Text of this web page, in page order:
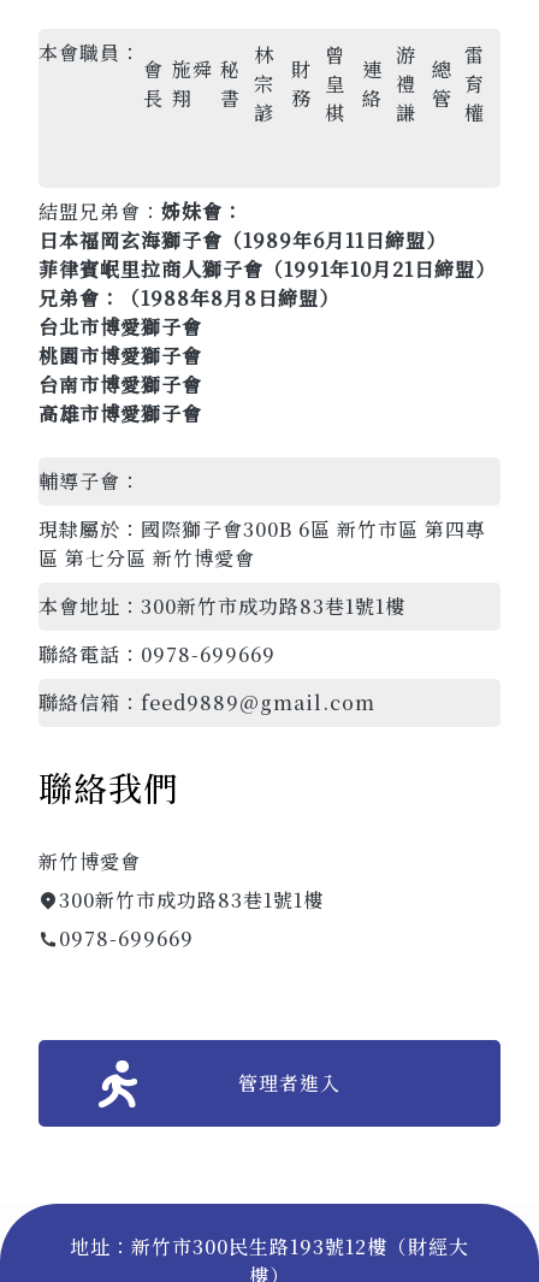
本會職員：
會
長
施舜
翔
秘
書
林
宗
諺
財
務
曾
皇
棋
連
絡
游
禮
謙
總
管
雷
育
權
結盟兄弟會： 姊妹會：
日本福岡玄海獅子會（1989年6月11日締盟）
菲律賓岷里拉商人獅子會（1991年10月21日締盟）
兄弟會：（1988年8月8日締盟）
台北市博愛獅子會
桃園市博愛獅子會
台南市博愛獅子會
高雄市博愛獅子會
輔導子會：
現隸屬於： 國際獅子會300B 6區 新竹市區 第四專
區 第七分區 新竹博愛會
本會地址： 300新竹市成功路83巷1號1樓
聯絡電話： 0978-699669
聯絡信箱： feed9889@gmail.com
聯絡我們
新竹博愛會
300新竹市成功路83巷1號1樓
0978-699669
管理者進入
地址：新竹市300民生路193號12樓（財經大
樓）